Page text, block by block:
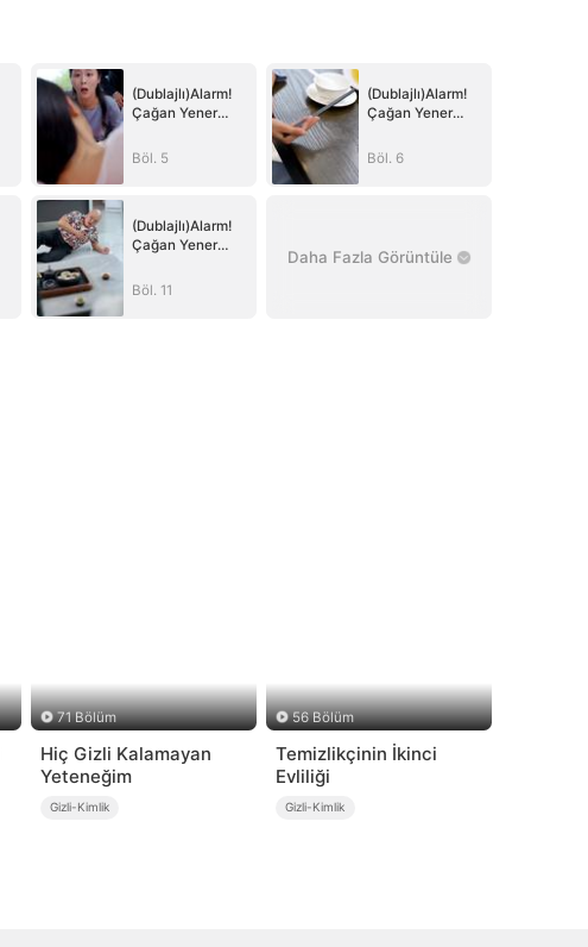
(Dublajlı)Alarm!
Çağan Yener
Böl. 5
(Dublajlı)Alarm!
Çağan Yener
Böl. 6
(Dublajlı)Alarm!
Çağan Yener
Böl. 11
Daha Fazla Görüntüle
71 Bölüm
Hiç Gizli Kalamayan
Yeteneğim
Gizli-Kimlik
56 Bölüm
Temizlikçinin İkinci
Evliliği
Gizli-Kimlik